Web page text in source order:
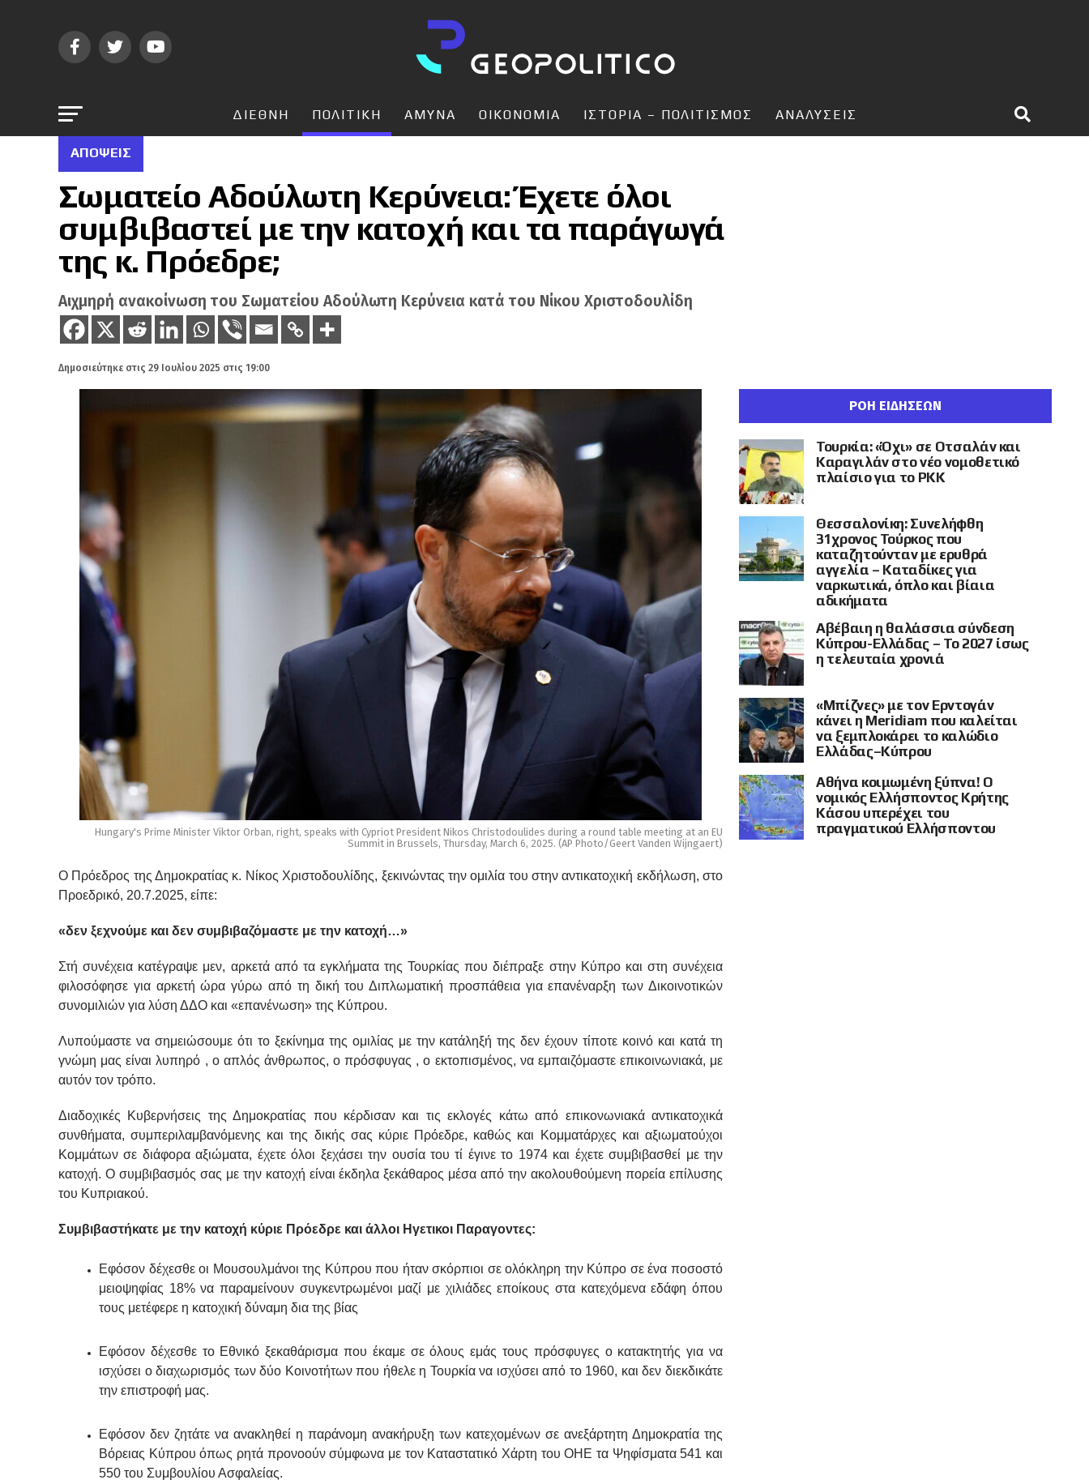
ΔΙΕΘΝΗ ΠΟΛΙΤΙΚΗ ΑΜΥΝΑ ΟΙΚΟΝΟΜΙΑ ΙΣΤΟΡΙΑ – ΠΟΛΙΤΙΣΜΟΣ ΑΝΑΛΥΣΕΙΣ
ΑΠΌΨΕΙΣ
Σωματείο Αδούλωτη Κερύνεια: Έχετε όλοι
συμβιβαστεί με την κατοχή και τα παράγωγά
της κ. Πρόεδρε;
Αιχμηρή ανακοίνωση του Σωματείου Αδούλωτη Κερύνεια κατά του Νίκου Χριστοδουλίδη
Δημοσιεύτηκε στις 29 Ιουλίου 2025 στις 19:00
Hungary's Prime Minister Viktor Orban, right, speaks with Cypriot President Nikos Christodoulides during a round table meeting at an EU
Summit in Brussels, Thursday, March 6, 2025. (AP Photo/Geert Vanden Wijngaert)
Ο Πρόεδρος της Δημοκρατίας κ. Νίκος Χριστοδουλίδης, ξεκινώντας την ομιλία του στην αντικατοχική εκδήλωση, στο
Προεδρικό, 20.7.2025, είπε:
«δεν ξεχνούμε και δεν συμβιβαζόμαστε με την κατοχή…»
Στή συνέχεια κατέγραψε μεν, αρκετά από τα εγκλήματα της Τουρκίας που διέπραξε στην Κύπρο και στη συνέχεια
φιλοσόφησε για αρκετή ώρα γύρω από τη δική του Διπλωματική προσπάθεια για επανέναρξη των Δικοινοτικών
συνομιλιών για λύση ΔΔΟ και «επανένωση» της Κύπρου.
Λυπούμαστε να σημειώσουμε ότι το ξεκίνημα της ομιλίας με την κατάληξή της δεν έχουν τίποτε κοινό και κατά τη
γνώμη μας είναι λυπηρό , ο απλός άνθρωπος, ο πρόσφυγας , ο εκτοπισμένος, να εμπαιζόμαστε επικοινωνιακά, με
αυτόν τον τρόπο.
Διαδοχικές Κυβερνήσεις της Δημοκρατίας που κέρδισαν και τις εκλογές κάτω από επικονωνιακά αντικατοχικά
συνθήματα, συμπεριλαμβανόμενης και της δικής σας κύριε Πρόεδρε, καθώς και Κομματάρχες και αξιωματούχοι
Κομμάτων σε διάφορα αξιώματα, έχετε όλοι ξεχάσει την ουσία του τί έγινε το 1974 και έχετε συμβιβασθεί με την
κατοχή. Ο συμβιβασμός σας με την κατοχή είναι έκδηλα ξεκάθαρος μέσα από την ακολουθούμενη πορεία επίλυσης
του Κυπριακού.
Συμβιβαστήκατε με την κατοχή κύριε Πρόεδρε και άλλοι Ηγετικοι Παραγοντες:
Εφόσον δέχεσθε οι Μουσουλμάνοι της Κύπρου που ήταν σκόρπιοι σε ολόκληρη την Κύπρο σε ένα ποσοστό
μειοψηφίας 18% να παραμείνουν συγκεντρωμένοι μαζί με χιλιάδες εποίκους στα κατεχόμενα εδάφη όπου
τους μετέφερε η κατοχική δύναμη δια της βίας
Εφόσον δέχεσθε το Εθνικό ξεκαθάρισμα που έκαμε σε όλους εμάς τους πρόσφυγες ο κατακτητής για να
ισχύσει ο διαχωρισμός των δύο Κοινοτήτων που ήθελε η Τουρκία να ισχύσει από το 1960, και δεν διεκδικάτε
την επιστροφή μας.
Εφόσον δεν ζητάτε να ανακληθεί η παράνομη ανακήρυξη των κατεχομένων σε ανεξάρτητη Δημοκρατία της
Βόρειας Κύπρου όπως ρητά προνοούν σύμφωνα με τον Καταστατικό Χάρτη του ΟΗΕ τα Ψηφίσματα 541 και
550 του Συμβουλίου Ασφαλείας.
ΡΟΗ ΕΙΔΗΣΕΩΝ
Τουρκία: «Όχι» σε Οτσαλάν και
Καραγιλάν στο νέο νομοθετικό
πλαίσιο για το PKK
Θεσσαλονίκη: Συνελήφθη
31χρονος Τούρκος που
καταζητούνταν με ερυθρά
αγγελία – Καταδίκες για
ναρκωτικά, όπλο και βίαια
αδικήματα
Αβέβαιη η θαλάσσια σύνδεση
Κύπρου-Ελλάδας – Το 2027 ίσως
η τελευταία χρονιά
«Μπίζνες» με τον Ερντογάν
κάνει η Meridiam που καλείται
να ξεμπλοκάρει το καλώδιο
Ελλάδας–Κύπρου
Αθήνα κοιμωμένη ξύπνα! Ο
νομικός Ελλήσποντος Κρήτης
Κάσου υπερέχει του
πραγματικού Ελλήσποντου